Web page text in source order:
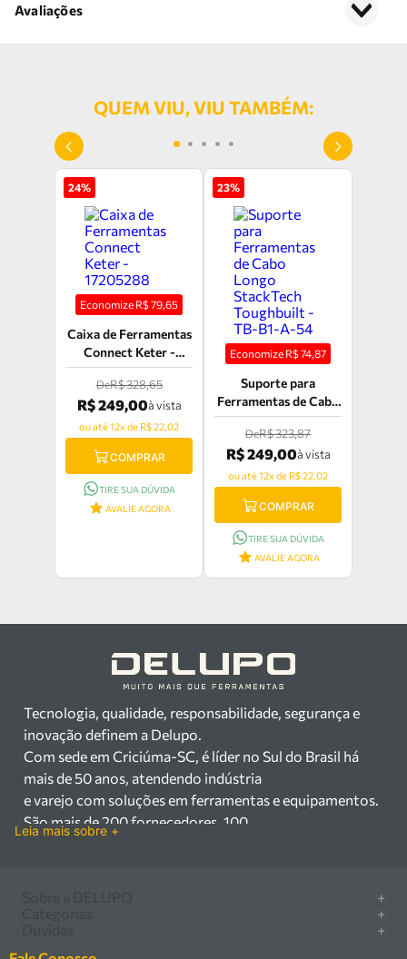
Avaliações
QUEM VIU, VIU TAMBÉM:
24%
Economize R$79,65
Caixa de Ferramentas
Connect Keter -
17205288
DeR$ 328,65
R$ 249,00à vista
ou até 12x de R$ 22,02
COMPRAR
TIRE SUA DÚVIDA
AVALIE AGORA
23%
Economize R$74,87
Suporte para
Ferramentas de Cabo
Longo StackTech
Toughbuilt - TB-B1-
A-54
DeR$ 323,87
R$ 249,00à vista
ou até 12x de R$ 22,02
COMPRAR
TIRE SUA DÚVIDA
AVALIE AGORA
Tecnologia, qualidade, responsabilidade, segurança e
inovação definem a Delupo.
Com sede em Criciúma-SC, é líder no Sul do Brasil há
mais de 50 anos, atendendo indústria
e varejo com soluções em ferramentas e equipamentos.
São mais de 200 fornecedores, 100
equipamentos industriais no Sul do Brasil. Com sede em
Criciúma – SC, atendemos os
Leia mais sobre +
+
+
+
Como comprar